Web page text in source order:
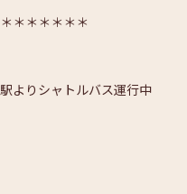
＊＊＊＊＊＊
よりシャトルバス運行中